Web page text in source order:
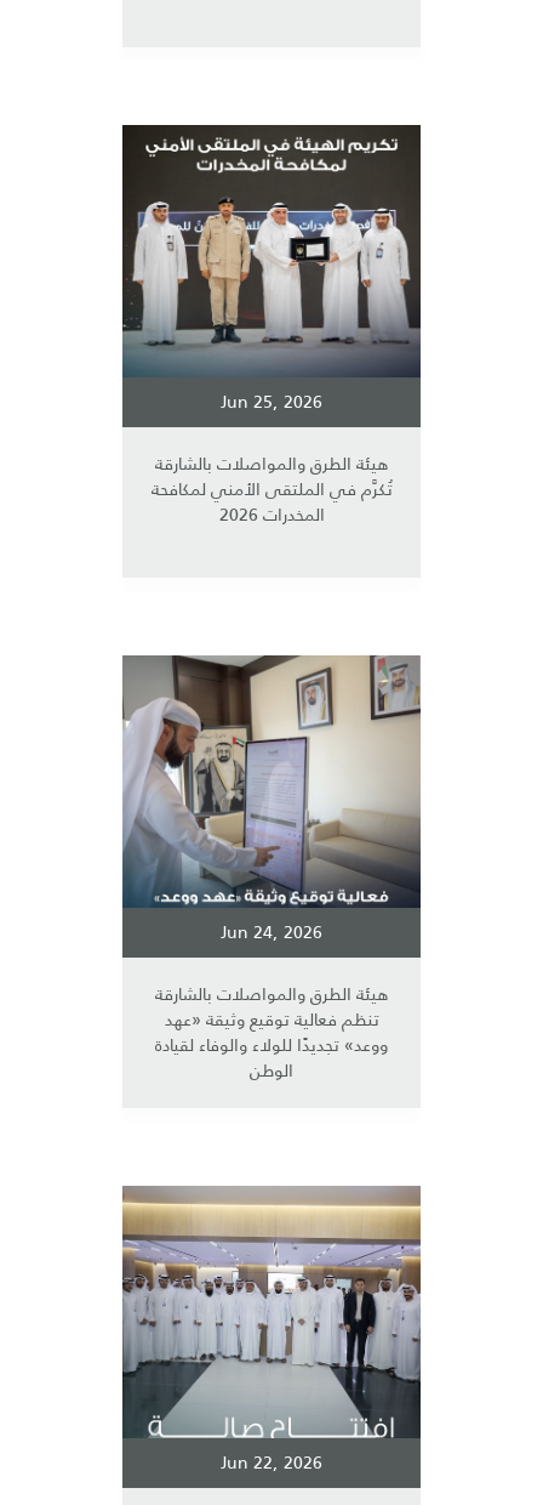
Jun 25, 2026
هيئة الطرق والمواصلات بالشارقة
تُكرَّم في الملتقى الأمني لمكافحة
المخدرات 2026
Jun 24, 2026
هيئة الطرق والمواصلات بالشارقة
تنظم فعالية توقيع وثيقة «عهد
ووعد» تجديدًا للولاء والوفاء لقيادة
الوطن
Jun 22, 2026